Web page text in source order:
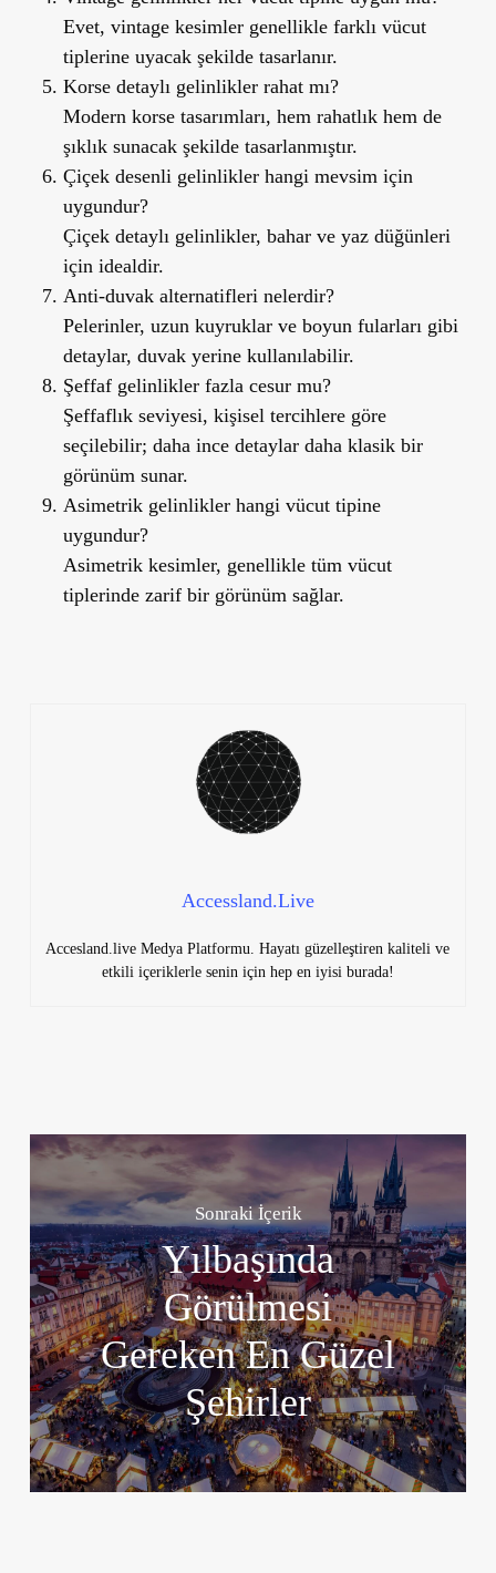
Evet, vintage kesimler genellikle farklı vücut
tiplerine uyacak şekilde tasarlanır.
Korse detaylı gelinlikler rahat mı?
Modern korse tasarımları, hem rahatlık hem de
şıklık sunacak şekilde tasarlanmıştır.
Çiçek desenli gelinlikler hangi mevsim için
uygundur?
Çiçek detaylı gelinlikler, bahar ve yaz düğünleri
için idealdir.
Anti-duvak alternatifleri nelerdir?
Pelerinler, uzun kuyruklar ve boyun fularları gibi
detaylar, duvak yerine kullanılabilir.
Şeffaf gelinlikler fazla cesur mu?
Şeffaflık seviyesi, kişisel tercihlere göre
seçilebilir; daha ince detaylar daha klasik bir
görünüm sunar.
Asimetrik gelinlikler hangi vücut tipine
uygundur?
Asimetrik kesimler, genellikle tüm vücut
tiplerinde zarif bir görünüm sağlar.
Accessland.Live
Accesland.live Medya Platformu. Hayatı güzelleştiren kaliteli ve
etkili içeriklerle senin için hep en iyisi burada!
Sonraki İçerik
Yılbaşında
Görülmesi
Gereken En Güzel
Şehirler